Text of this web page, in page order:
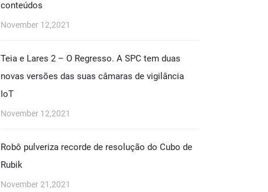
conteúdos
November 12,2021
Teia e Lares 2 – O Regresso. A SPC tem duas
novas versões das suas câmaras de vigilância
IoT
November 12,2021
Robô pulveriza recorde de resolução do Cubo de
Rubik
November 21,2021